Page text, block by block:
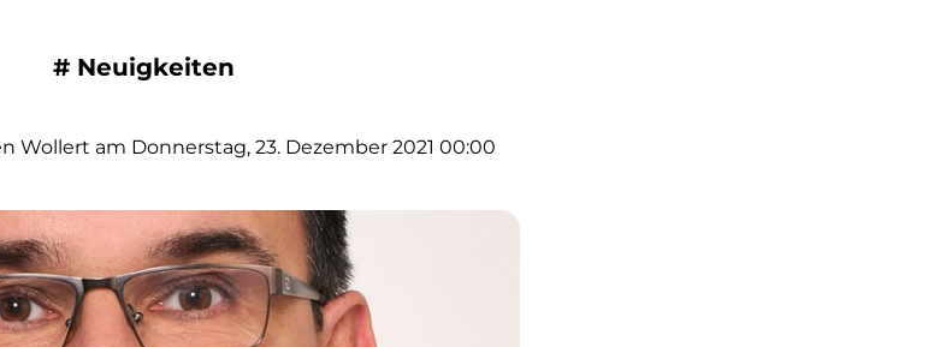
# Neuigkeiten
Wollert am Donnerstag, 23. Dezember 2021 00:00